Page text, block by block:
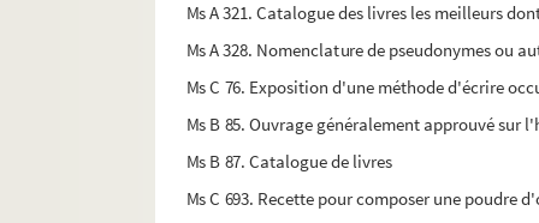
Ms A 321. Catalogue des livres les meilleurs
Ms A 328. Nomenclature de pseudonymes ou
Ms C 76. Exposition d'une méthode d'écrire
Ms B 85. Ouvrage généralement approuvé sur
Ms B 87. Catalogue de livres
Ms C 693. Recette pour composer une poudre